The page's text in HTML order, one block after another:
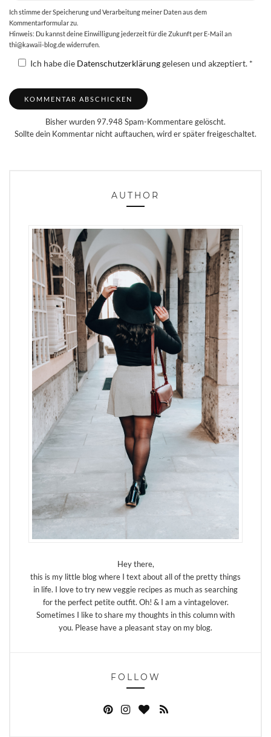
Ich stimme der Speicherung und Verarbeitung meiner Daten aus dem
Kommentarformular zu.
Hinweis: Du kannst deine Einwilligung jederzeit für die Zukunft per E-Mail an
thi@kawaii-blog.de widerrufen.
Ich habe die Datenschutzerklärunggelesen und akzeptiert. *
Bisher wurden 97.948 Spam-Kommentare gelöscht.
Sollte dein Kommentar nicht auftauchen, wird er später freigeschaltet.
AUTHOR
Hey there,
this is my little blog where I text about all of the pretty things
in life. I love to try new veggie recipes as much as searching
for the perfect petite outfit. Oh! & I am a vintagelover.
Sometimes I like to share my thoughts in this column with
you. Please have a pleasant stay on my blog.
FOLLOW